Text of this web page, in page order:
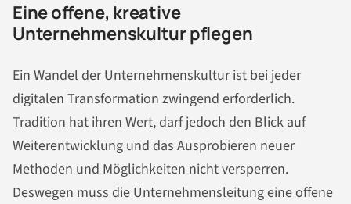
Eine offene, kreative
Unternehmenskultur pflegen
Ein Wandel der Unternehmenskultur ist bei jeder
digitalen Transformation zwingend erforderlich.
Tradition hat ihren Wert, darf jedoch den Blick auf
Weiterentwicklung und das Ausprobieren neuer
Methoden und Möglichkeiten nicht versperren.
Deswegen muss die Unternehmensleitung eine offene